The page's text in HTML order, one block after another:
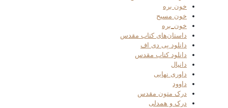
خون بره
خون مسیح
خون_بره
داستان‌های کتاب مقدس
دانلود پی دی اف
دانلود کتاب مقدس
دانیال
داوری نهایی
داوود
درک متون مقدس
درک و همدلی